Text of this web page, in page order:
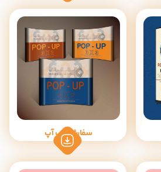
سفارش پاپ آپ